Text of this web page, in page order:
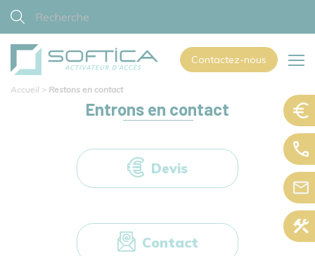
Contactez-nous
Accueil > Restons en contact
Entrons en contact
Devis
Contact